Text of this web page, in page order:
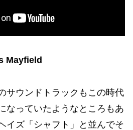
Mayfield
サウンドトラックもこの時代
なっていたようなところもあ
イズ「シャフト」と並んでそ